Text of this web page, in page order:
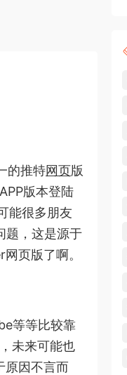
的推特网页版
版本登陆
能很多朋友
题，这是源于
页版了啊。
等等比较靠
未来可能也
原因不言而